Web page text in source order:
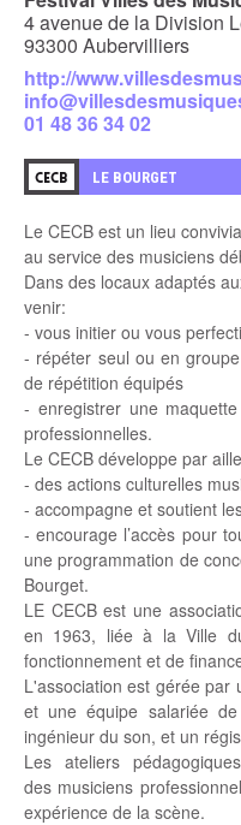
4 avenue de la Division
93300 Aubervilliers
http://
01 48 36 34 02
CECB LE BOURGET
Le CECB est un lieu
au service des musiciens
Dans des locaux adaptés
venir:
- vous initier ou vous
- répéter seul ou en
de répétition équipés
- enregistrer une
professionnelles.
Le CECB développe par
- des actions culturelles
- accompagne et soutient
- encourage l’accès pour
une programmation de
Bourget.
LE CECB est une
en 1963, liée à la Ville
fonctionnement et de
L'association est gérée par
et une équipe salariée
ingénieur du son, et un
Les ateliers
des musiciens
expérience de la scène.